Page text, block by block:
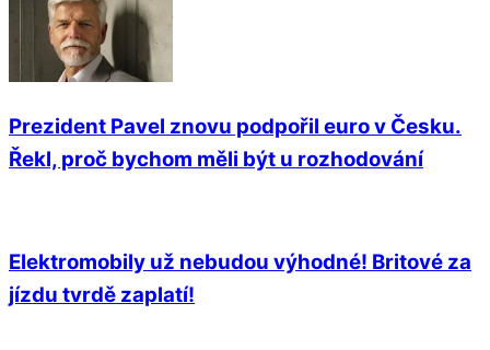
Prezident Pavel znovu podpořil euro v Česku.
Řekl, proč bychom měli být u rozhodování
Elektromobily už nebudou výhodné! Britové za
jízdu tvrdě zaplatí!